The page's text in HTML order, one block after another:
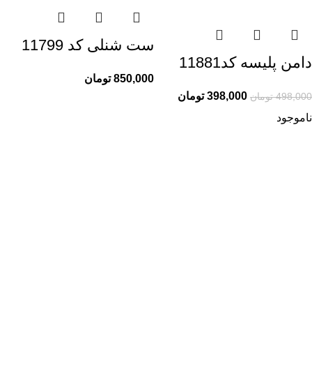
دامن پلیسه کد11881
498,000 تومان 398,000 تومان
ست شنلی کد 11799
850,000 تومان
ناموجود